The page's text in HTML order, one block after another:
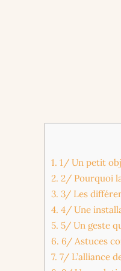
1. 1/ Un petit
2. 2/ Pourquoi
3. 3/ Les
4. 4/ Une
5. 5/ Un geste
6. 6/ Astuces
7. 7/ L’alliance